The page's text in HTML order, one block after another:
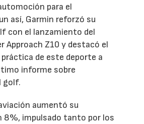
para el
así, Garmin reforzó su
con el lanzamiento del
Approach Z10 y destacó el
de este deporte a
informe sobre
golf.
aumentó su
8%, impulsado tanto por los